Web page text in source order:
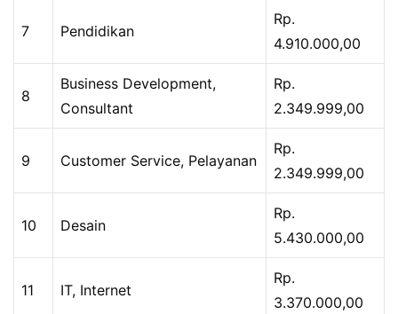
7 Pendidikan
Rp.
4.910.000,00
8
Business Development,
Consultant
Rp.
2.349.999,00
9 Customer Service, Pelayanan
Rp.
2.349.999,00
10 Desain
Rp.
5.430.000,00
11 IT, Internet
Rp.
3.370.000,00